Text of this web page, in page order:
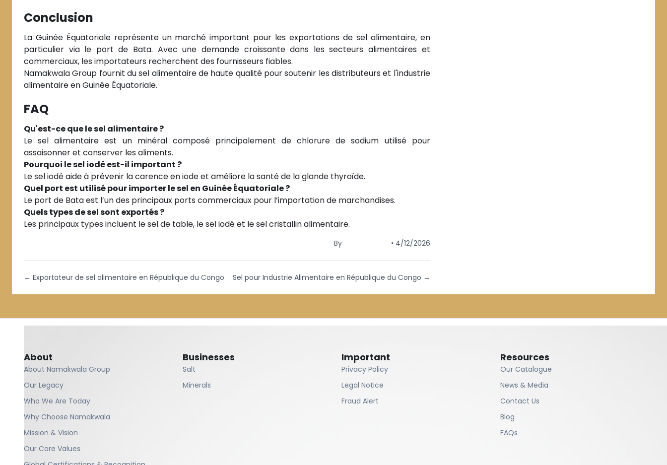
Conclusion
La Guinée Équatoriale représente un marché important pour les exportations de sel alimentaire, en
particulier via le port de Bata. Avec une demande croissante dans les secteurs alimentaires et
commerciaux, les importateurs recherchent des fournisseurs fiables.
Namakwala Group fournit du sel alimentaire de haute qualité pour soutenir les distributeurs et l'industrie
alimentaire en Guinée Équatoriale.
FAQ
Qu'est-ce que le sel alimentaire ?
Le sel alimentaire est un minéral composé principalement de chlorure de sodium utilisé pour
assaisonner et conserver les aliments.
Pourquoi le sel iodé est-il important ?
Le sel iodé aide à prévenir la carence en iode et améliore la santé de la glande thyroïde.
Quel port est utilisé pour importer le sel en Guinée Équatoriale ?
Le port de Bata est l’un des principaux ports commerciaux pour l’importation de marchandises.
Quels types de sel sont exportés ?
Les principaux types incluent le sel de table, le sel iodé et le sel cristallin alimentaire.
By • 4/12/2026
← Exportateur de sel alimentaire en République du Congo Sel pour Industrie Alimentaire en République du Congo →
About
About Namakwala Group
Our Legacy
Who We Are Today
Why Choose Namakwala
Mission & Vision
Our Core Values
Businesses
Salt
Minerals
Important
Privacy Policy
Legal Notice
Fraud Alert
Resources
Our Catalogue
News & Media
Contact Us
Blog
FAQs